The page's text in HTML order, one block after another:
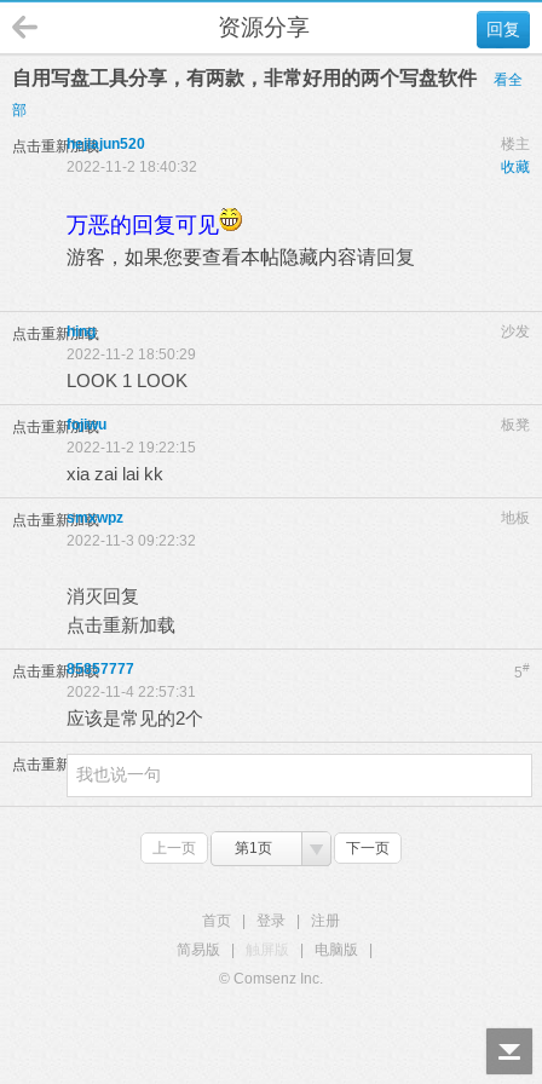
回复
资源分享
自用写盘工具分享，有两款，非常好用的两个写盘软件
看全
部
点击重新加载 楼主
hejiajun520
收藏
2022-11-2 18:40:32
万恶的回复可见
游客，如果您要查看本帖隐藏内容请回复
点击重新加载 沙发
hing
2022-11-2 18:50:29
LOOK 1 LOOK
点击重新加载 板凳
fojiwu
2022-11-2 19:22:15
xia zai lai kk
点击重新加载 地板
smxwpz
2022-11-3 09:22:32
消灭回复
点击重新加载
点击重新加载 5#
85857777
2022-11-4 22:57:31
应该是常见的2个
点击重新加载
上一页 第1页 下一页
首页 登录
注册
简易版
触屏版 电脑版
© Comsenz Inc.